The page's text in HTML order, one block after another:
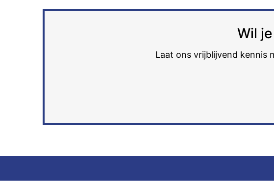
Wil
Laat ons vrijblijvend kennis